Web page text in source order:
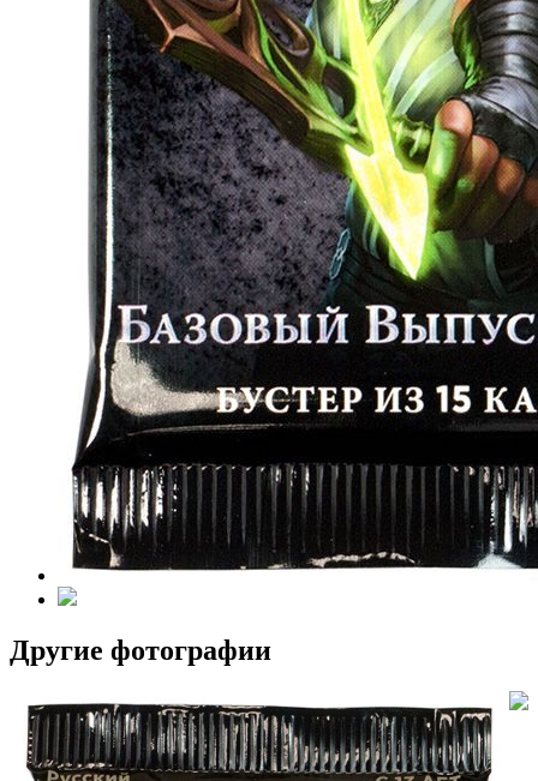
Другие фотографии